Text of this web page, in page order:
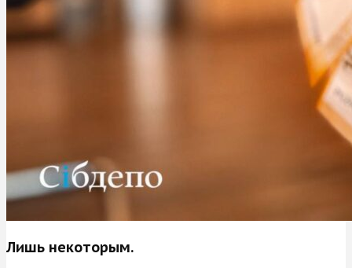
Лишь некоторым.